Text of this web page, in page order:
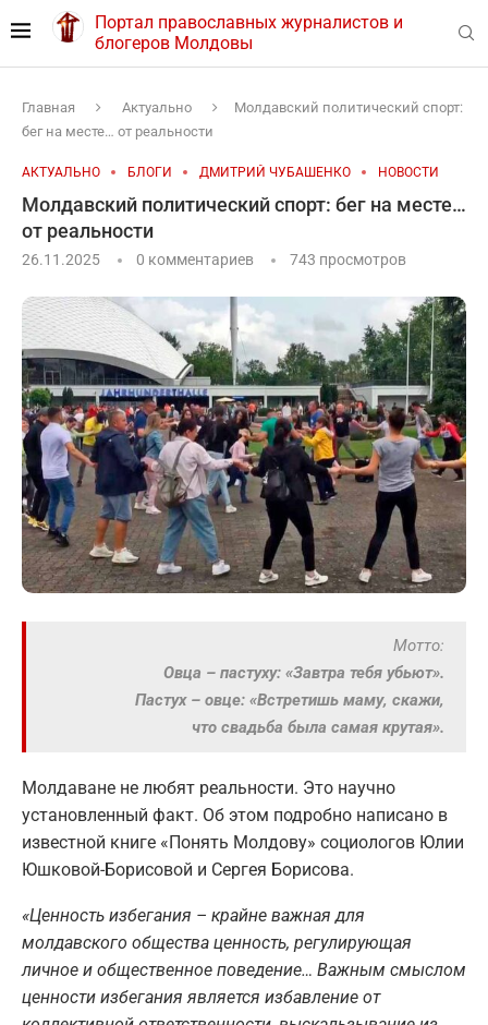
Портал православных журналистов и
блогеров Молдовы
Главная Актуально
Молдавский политический спорт:
бег на месте… от реальности
АКТУАЛЬНО БЛОГИ ДМИТРИЙ ЧУБАШЕНКО НОВОСТИ
Молдавский политический спорт: бег на месте…
от реальности
26.11.2025 0 комментариев 743 просмотров
Мотто:
Овца – пастуху: «Завтра тебя убьют».
Пастух – овце: «Встретишь маму, скажи,
что свадьба была самая крутая».
Молдаване не любят реальности. Это научно
установленный факт. Об этом подробно написано в
известной книге «Понять Молдову» социологов Юлии
Юшковой-Борисовой и Сергея Борисова.
«Ценность избегания – крайне важная для
молдавского общества ценность, регулирующая
личное и общественное поведение… Важным смыслом
ценности избегания является избавление от